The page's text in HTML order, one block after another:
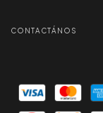
CONTACTÁNOS